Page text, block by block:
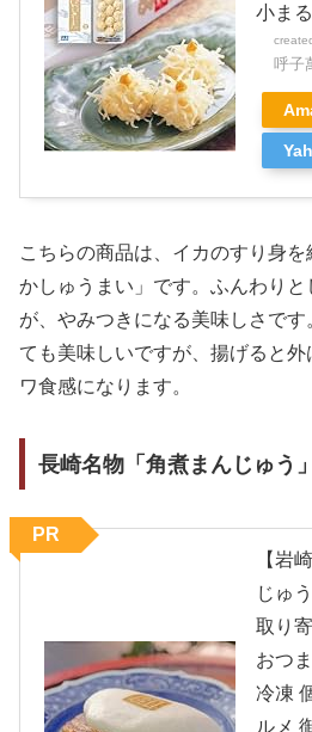
小ま
呼子
こちらの商品は、イカのすり身
かしゅうまい」です。ふんわり
が、やみつきになる美味しさで
ても美味しいですが、揚げると
ワ食感になります。
長崎名物「角煮まんじゅう」
【岩
じゅ
取り
おつ
冷凍
ルメ
PR